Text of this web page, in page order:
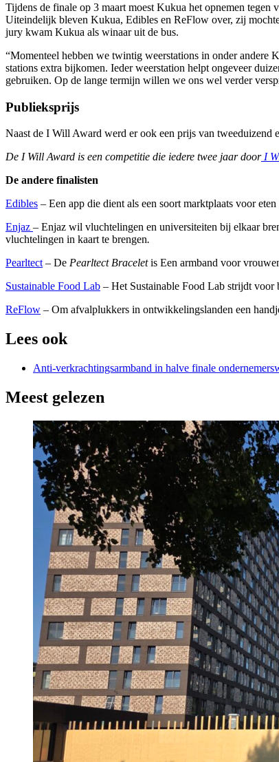
Tijdens de finale op 3 maart moest Kukua het opnemen tegen
Uiteindelijk bleven Kukua, Edibles en ReFlow over, zij
jury kwam Kukua als winaar uit de bus.
“Momenteel hebben we twintig weerstations in onder andere
stations extra bijkomen. Ieder weerstation helpt ongeveer
gebruiken. Op de lange termijn willen we ons wel verder
Publieksprijs
Naast de I Will Award werd er ook een prijs van tweeduizend
De I Will Award is een competitie die iedere twee jaar doorI
De andere finalisten
Edibles – Een app die dient als een soort marktplaats voor
Enjaz – Enjaz wil vluchtelingen en universiteiten bij elkaar
vluchtelingen in kaart te brengen.
Pearltect– De Pearltect Braceletis Een armband voor
Sustainable Food Lab – Het Sustainable Food Lab strijdt voor
ReFlow – Om afvalplukkers in ontwikkelingslanden een
Lees ook
Anti-verkrachtingsarmband in halve finale
Meest gelezen